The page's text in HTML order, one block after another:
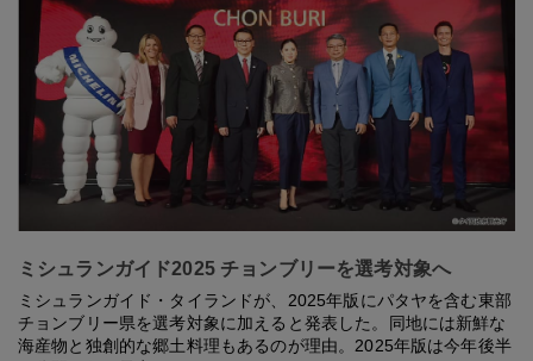
ミシュランガイド2025 チョンブリーを選考対象へ
ミシュランガイド・タイランドが、2025年版にパタヤを含む東部
チョンブリー県を選考対象に加えると発表した。同地には新鮮な
海産物と独創的な郷土料理もあるのが理由。2025年版は今年後半